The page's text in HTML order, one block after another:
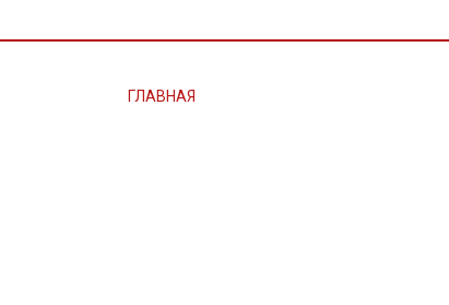
ГЛАВНАЯ